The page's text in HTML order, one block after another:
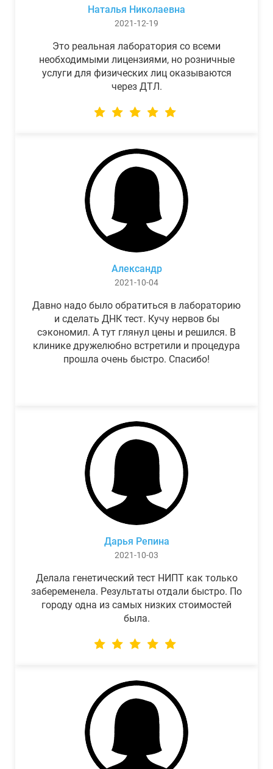
Наталья Николаевна
2021-12-19
Это реальная лаборатория со всеми
необходимыми лицензиями, но розничные
услуги для физических лиц оказываются
через ДТЛ.
Александр
2021-10-04
Давно надо было обратиться в лабораторию
и сделать ДНК тест. Кучу нервов бы
сэкономил. А тут глянул цены и решился. В
клинике дружелюбно встретили и процедура
прошла очень быстро. Спасибо!
Дарья Репина
2021-10-03
Делала генетический тест НИПТ как только
забеременела. Результаты отдали быстро. По
городу одна из самых низких стоимостей
была.